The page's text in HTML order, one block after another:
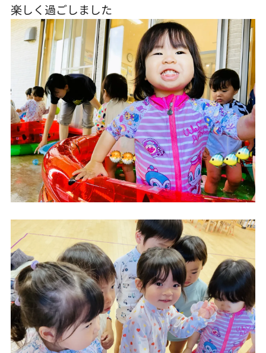
TEL.0476-36-5161
在園児用各種届出書類
楽しく過ごしました